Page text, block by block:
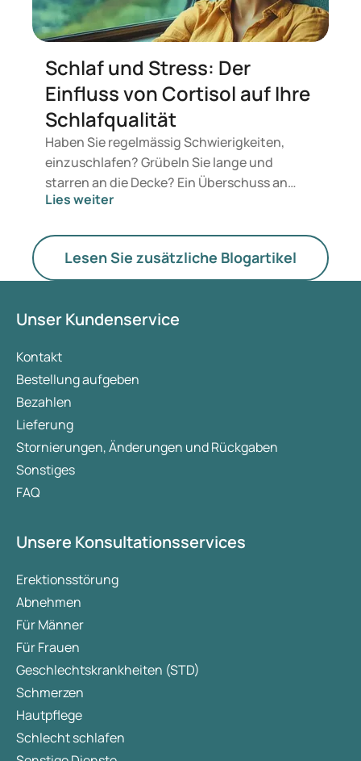
Schlaf und Stress: Der
Einfluss von Cortisol auf Ihre
Schlafqualität
Haben Sie regelmässig Schwierigkeiten,
einzuschlafen? Grübeln Sie lange und
starren an die Decke? Ein Überschuss an
Cortisol könnte dazu beitragen. Es
(zirkadianer Rhythmus). Cortisol wirkt sich
sowohl auf die Schlafdauer als auch auf die
Schlafqualität aus. Eine Störung kann zu
Schlaf führen. Oft wird dieses Hormon mit
noch weitere Funktionen. In diesem Artikel
gehen wir kurz darauf ein, was Cortisol ist,
wie es mit Schlaf zusammenhängt und
geben Tipps, um das Hormon zu senken, zu
entspannen und die Schlafqualität zu
verbessern.
Lies weiter
Lesen Sie zusätzliche Blogartikel
Unser Kundenservice
Kontakt
Bestellung aufgeben
Bezahlen
Lieferung
Stornierungen, Änderungen und Rückgaben
Sonstiges
FAQ
Unsere Konsultationsservices
Erektionsstörung
Abnehmen
Für Männer
Für Frauen
Geschlechtskrankheiten (STD)
Schmerzen
Hautpflege
Schlecht schlafen